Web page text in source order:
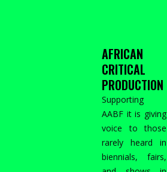
AFRICAN
CRITICAL
PRODUCTION
Supporting
AABF it is giving
voice to those
rarely heard in
biennials, fairs,